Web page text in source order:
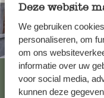
Deze website
We gebruiken
personaliseren, om
om ons
informatie over uw
voor social media,
kunnen deze
Toujours
Voir les 62